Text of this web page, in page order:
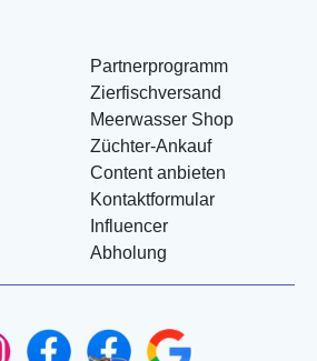
Partnerprogramm
Zierfischversand
Meerwasser Shop
Züchter-Ankauf
Content anbieten
Kontaktformular
Influencer
Abholung